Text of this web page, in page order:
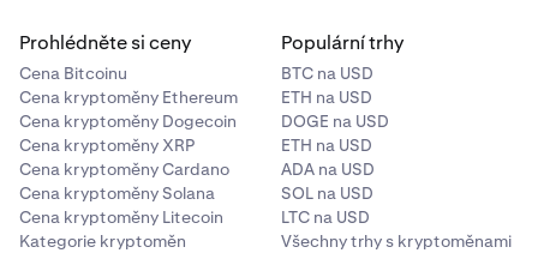
Prohlédněte si ceny
Cena Bitcoinu
Cena kryptoměny Ethereum
Cena kryptoměny Dogecoin
Cena kryptoměny XRP
Cena kryptoměny Cardano
Cena kryptoměny Solana
Cena kryptoměny Litecoin
Kategorie kryptoměn
Populární trhy
BTC na USD
ETH na USD
DOGE na USD
ETH na USD
ADA na USD
SOL na USD
LTC na USD
Všechny trhy s kryptoměnami